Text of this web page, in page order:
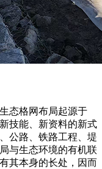
态格网布局起源于
技能、新资料的新式
公路、铁路工程、堤
与生态环境的有机联
其本身的长处，因而